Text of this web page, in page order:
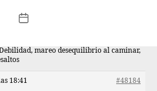
Debilidad, mareo desequilibrio al caminar,
18:41
#48184